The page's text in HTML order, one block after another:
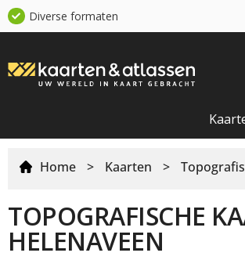
Diverse formaten
Home > Kaarten >
TOPOGRAFISCHE
HELENAVEEN